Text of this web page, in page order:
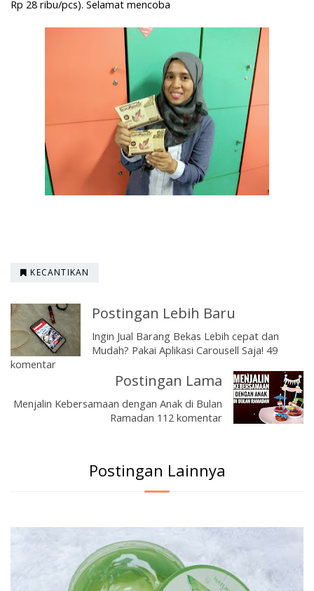
Rp 28 ribu/pcs). Selamat mencoba
KECANTIKAN
Postingan Lebih Baru
Ingin Jual Barang Bekas Lebih cepat dan
Mudah? Pakai Aplikasi Carousell Saja! 49
komentar
Postingan Lama
Menjalin Kebersamaan dengan Anak di Bulan
Ramadan 112 komentar
Postingan Lainnya